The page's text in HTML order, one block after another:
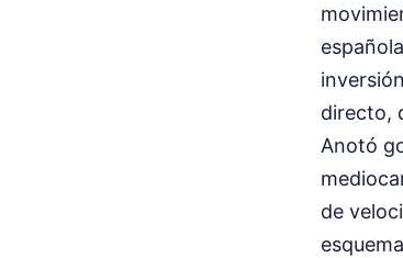
directo,
Anotó
de